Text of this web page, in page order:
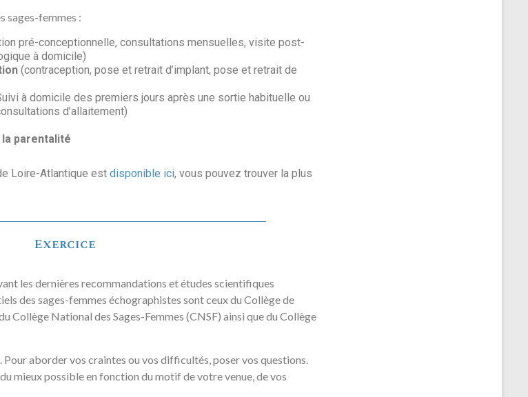
sages-femmes :
pré-conceptionnelle, consultations mensuelles, visite post-
à domicile)
(contraception, pose et retrait d’implant, pose et retrait de
à domicile des premiers jours après une sortie habituelle ou
d’allaitement)
parentalité
Loire-Atlantique est disponible ici, vous pouvez trouver la plus
Exercice
les dernières recommandations et études scientifiques
des sages-femmes échographistes sont ceux du Collège de
Collège National des Sages-Femmes (CNSF) ainsi que du Collège
aborder vos craintes ou vos difficultés, poser vos questions.
mieux possible en fonction du motif de votre venue, de vos